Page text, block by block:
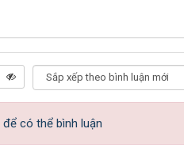
để có thể bình luận